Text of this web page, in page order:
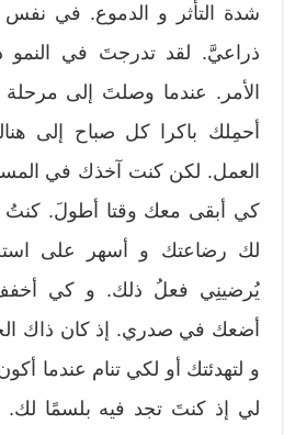
شدة التأثر و الدموع. في
ذراعيَّ. لقد تدرجتَ في النمو
الأمر. عندما وصلتَ إلى
أحمِلك باكرا كل صباح إلى
العمل. لكن كنت آخذك في
كي أبقى معك وقتا أطولَ. كنتُ
لك رضاعتك و أسهر على
يُرضينِي فعلُ ذلك. و كي
أضعك في صدري. إذ كان ذاك
و لتهدئتك أو لكي تنام عندما
لي إذ كنتَ تجد فيه بلسمًا لك.